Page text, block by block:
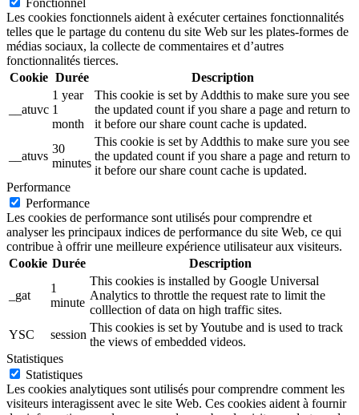
Fonctionnel
Les cookies fonctionnels aident à exécuter certaines fonctionnalités
telles que le partage du contenu du site Web sur les plates-formes de
médias sociaux, la collecte de commentaires et d’autres
fonctionnalités tierces.
Cookie Durée Description
__atuvc
1 year
1
month
This cookie is set by Addthis to make sure you see
the updated count if you share a page and return to
it before our share count cache is updated.
__atuvs
30
minutes
This cookie is set by Addthis to make sure you see
the updated count if you share a page and return to
it before our share count cache is updated.
Performance
Performance
Les cookies de performance sont utilisés pour comprendre et
analyser les principaux indices de performance du site Web, ce qui
contribue à offrir une meilleure expérience utilisateur aux visiteurs.
Cookie Durée Description
_gat
1
minute
This cookies is installed by Google Universal
Analytics to throttle the request rate to limit the
colllection of data on high traffic sites.
YSC
session
This cookies is set by Youtube and is used to track
the views of embedded videos.
Statistiques
Statistiques
Les cookies analytiques sont utilisés pour comprendre comment les
visiteurs interagissent avec le site Web. Ces cookies aident à fournir